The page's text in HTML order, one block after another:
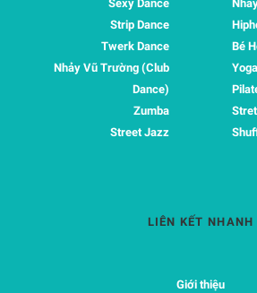
Sexy Dance
Strip Dance
Twerk Dance
Nhảy Vũ Trường (Club
Dance)
Zumba
Street Jazz
Bé
Yoga
LIÊN KẾT NHANH
Giới thiệu